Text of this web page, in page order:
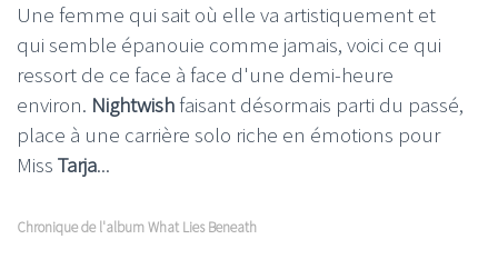
Une femme qui sait où elle va artistiquement et
qui semble épanouie comme jamais, voici ce qui
ressort de ce face à face d'une demi-heure
environ. Nightwishfaisant désormais parti du passé,
place à une carrière solo riche en émotions pour
Miss Tarja...
Chronique de l'album What Lies Beneath